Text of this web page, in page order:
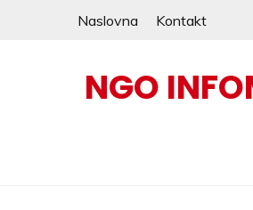
Naslovna Kontakt
NGO